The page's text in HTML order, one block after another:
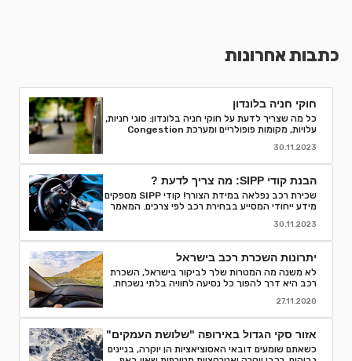
כתבות אחרונות
חוקי חניה בלונדון
כל מה שצריך לדעת על חוקי חניה בלונדון: סוגי חניות,
עלויות, מקומות פופולריים ומערכת Congestion
30.11.2023
הבנת קודי SIPP: מה צריך לדעת ?
שכירת רכב נפלאה במידת הצורך! קודי SIPP מספקים
מידע ייחודי המסייע בבחירת רכב לפי צרכים. המאמר
השכרת רכב. קבלו המלצות והסברים לאור הבנה
מדויקת של המאפיינים והמפרטים של רכבי השכרה
30.11.2023
יתרונות השכרת רכב בישראל
לא משנה מה המטרות שלך לביקור בישראל, השכרת
רכב היא דרך להפוך כל נסיעה לחוויה בלתי נשכחת.
הציבורית ולבחור השכרת רכב
27.11.2020
אזור סקי הגדול באירופה "שלושת העמקים"
כשאתם שומעים דובאי האסוציאציות הן יוקרה, בניינים